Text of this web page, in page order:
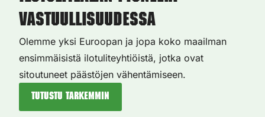
vastuullisuudessa
Olemme yksi Euroopan ja jopa koko maailman
ensimmäisistä ilotuliteyhtiöistä, jotka ovat
sitoutuneet päästöjen vähentämiseen.
Tutustu tarkemmin